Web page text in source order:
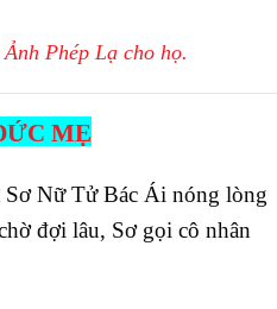
Phép Lạ cho họ.
MẸ
Sơ Nữ Tử Bác Ái nóng lòng
đợi lâu, Sơ gọi cô nhân